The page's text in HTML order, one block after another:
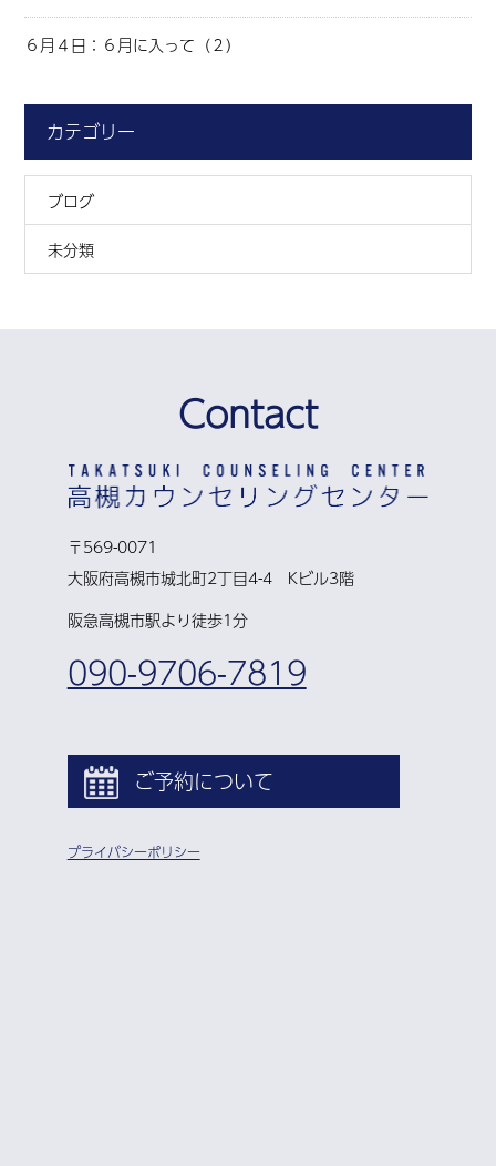
６月４日：６月に入って（２）
カテゴリー
ブログ
未分類
Contact
〒569-0071
大阪府高槻市城北町2丁目4-4 Kビル3階
阪急高槻市駅より徒歩1分
090-9706-7819
ご予約について
プライバシーポリシー